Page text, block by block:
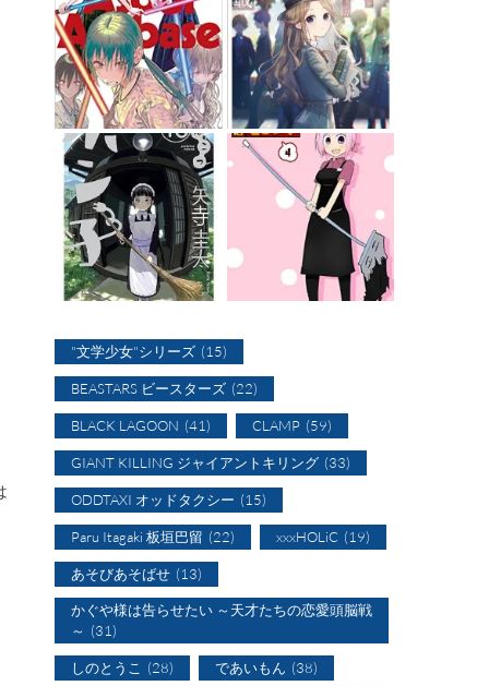
"文学少女"シリーズ (15)
BEASTARS ビースターズ (22)
BLACK LAGOON (41) CLAMP (59)
GIANT KILLING ジャイアントキリング (33)
ODDTAXI オッドタクシー (15)
Paru Itagaki 板垣巴留 (22) xxxHOLiC (19)
あそびあそばせ (13)
かぐや様は告らせたい ～天才たちの恋愛頭脳戦
～ (31)
しのとうこ (28) であいもん (38)